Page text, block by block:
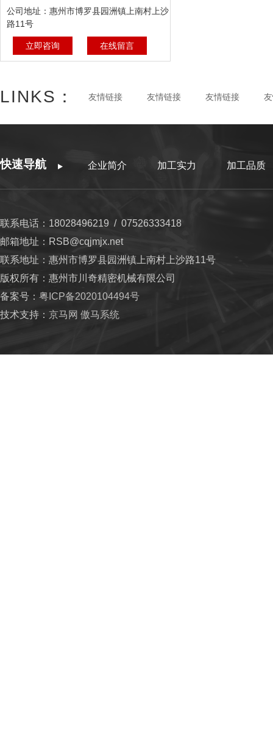
公司地址：惠州市博罗县园洲镇上南村上沙
路11号
立即咨询 在线留言
LINKS： 友情链接 友情链接 友情链接
快速导航 企业简介 加工实力 加工品质
联系电话：18028496219 / 07526333418
邮箱地址：RSB@cqjmjx.net
联系地址：惠州市博罗县园洲镇上南村上沙路11号
版权所有：惠州市川奇精密机械有限公司
备案号： 粤ICP备2020104494号
技术支持： 京马网 傲马系统